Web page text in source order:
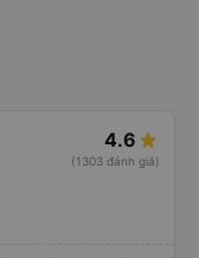
4.6
(1303 đánh giá)